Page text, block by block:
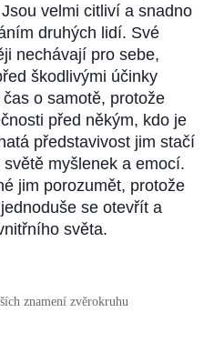
velmi citliví a snadno
druhých lidí. Své
nechávají pro sebe,
škodlivými účinky
o samotě, protože
před někým, kdo je
představivost jim stačí
myšlenek a emocí.
jim porozumět, protože
se otevřít a
světa.
znamení zvěrokruhu